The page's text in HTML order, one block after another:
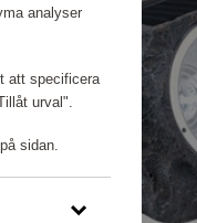
analyser
att specificera
urval".
sidan.